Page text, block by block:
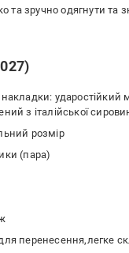
зручно одягнути та
ударостійкий
з італійської
розмір
(пара)
перенесення легке